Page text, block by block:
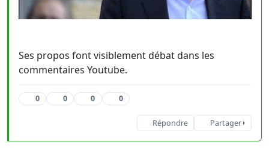
Ses propos font visiblement débat dans les
commentaires Youtube.
0 0 0 0
Répondre Partager